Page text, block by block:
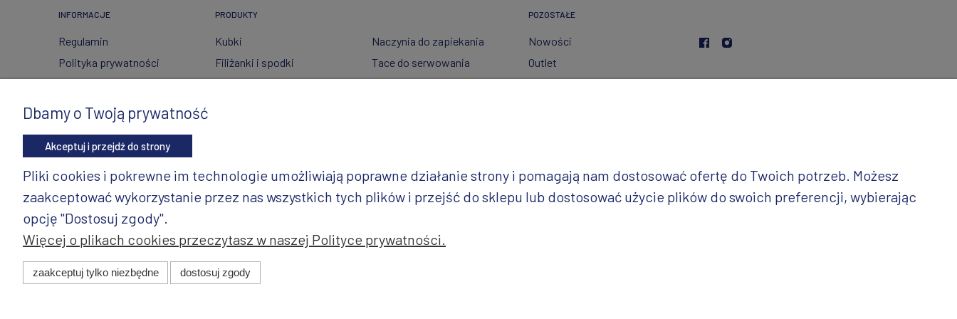
INFORMACJE
Regulamin
Polityka prywatności
Wysyłka i zwroty
Metody płatności
Twoje zamówienia
Ustawienia konta
Gdzie kupić?
PRODUKTY
Kubki
Filiżanki i spodki
Wazony
Dzbanki
Naczynia do zapiekania
Tace do serwowania
Wazy
POZOSTAŁE
Nowości
Outlet
© 2025 ANDY Ceramika. Wszystkie prawa zastrzeżone. Projekt i realizacja:
Dbamy o Twoją prywatność
Akceptuj i przejdź do strony
Pliki cookies i pokrewne im technologie umożliwiają poprawne działanie strony i pomagają nam dostosować ofertę do Twoich potrzeb. Możesz
zaakceptować wykorzystanie przez nas wszystkich tych plików i przejść do sklepu lub dostosować użycie plików do swoich preferencji, wybierając
opcję "Dostosuj zgody".
Więcej o plikach cookies przeczytasz w naszej Polityce prywatności.
zaakceptuj tylko niezbędne dostosuj zgody